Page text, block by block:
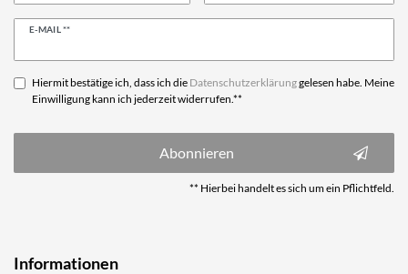
E-MAIL **
Newsletter
Hiermit bestätige ich, dass ich die Daten­schutz­erklärunggelesen habe. Meine
Einwilligung kann ich jederzeit widerrufen.**
Abonnieren
** Hierbei handelt es sich um ein Pflichtfeld.
Informationen